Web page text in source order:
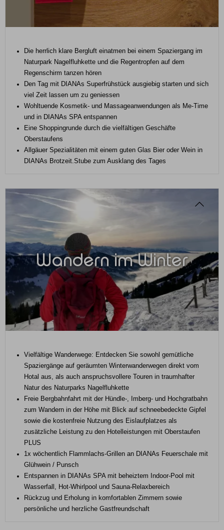
Die herrlich klare Bergluft einatmen bei einem Spaziergang im
Naturpark Nagelfluhkette und die Regentropfen auf dem
Regenschirm tanzen hören
Den Tag mit DIANAs Superfrühstück ausgiebig starten und sich
viel Zeit lassen um zu geniessen
Wohltuende Kosmetik- und Massageanwendungen als Me-Time
und in DIANAs SPA entspannen
Eine Shoppingrunde durch die vielfältigen Geschäfte
Oberstaufens
Allgäuer Spezialitäten mit einem guten Glas Bier oder Wein in
DIANAs Brotzeit.Stube zum Ausklang des Tages
Wandern im Winter
Vielfältige Wanderwege: Entdecken Sie sowohl gemütliche
Spaziergänge auf geräumten Winterwanderwegen direkt vom
Hotal aus, als auch anspruchsvollere Touren in traumhafter
Natur des Naturparks Nagelfluhkette
Freie Bergbahnfahrt mit der Hündle-, Imberg- und Hochgratbahn
zum Wandern in der Höhe mit Blick auf schneebedeckte Gipfel
sowie die kostenfreie Nutzung des Eislaufplatzes als
zusätzliche Leistung zu den Hotelleistungen mit Oberstaufen
PLUS
1x wöchentlich Flammlachs-Grillen an DIANAs Feuerschale mit
Glühwein / Punsch
Entspannen in DIANAs SPA mit beheiztem Indoor-Pool mit
Wasserfall, Hot-Whirlpool und Sauna-Relaxbereich
Rückzug und Erholung in komfortablen Zimmern sowie
persönliche und herzliche Gastfreundschaft